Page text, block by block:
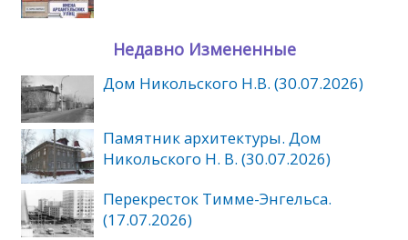
Недавно Измененные
Дом Никольского Н.В. (30.07.2026)
Памятник архитектуры. Дом
Никольского Н. В. (30.07.2026)
Перекресток Тимме-Энгельса.
(17.07.2026)